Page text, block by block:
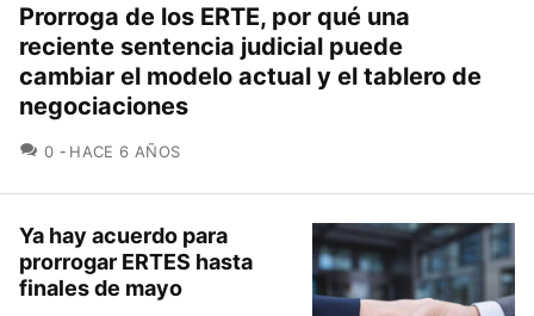
Prorroga de los ERTE, por qué una
reciente sentencia judicial puede
cambiar el modelo actual y el tablero de
negociaciones
0 COMENTARIOS
HACE 6 AÑOS
Ya hay acuerdo para
prorrogar ERTES hasta
finales de mayo